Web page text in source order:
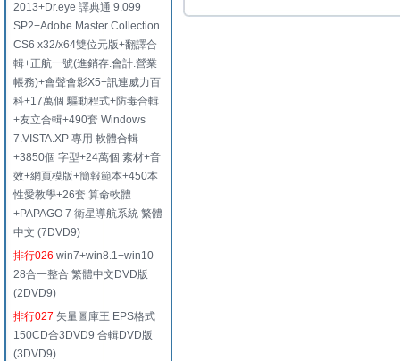
2013+Dr.eye 譯典通 9.099
SP2+Adobe Master Collection
CS6 x32/x64雙位元版+翻譯合
輯+正航一號(進銷存.會計.營業
帳務)+會聲會影X5+訊連威力百
科+17萬個 驅動程式+防毒合輯
+友立合輯+490套 Windows
7.VISTA.XP 專用 軟體合輯
+3850個 字型+24萬個 素材+音
效+網頁模版+簡報範本+450本
性愛教學+26套 算命軟體
+PAPAGO 7 衛星導航系統 繁體
中文 (7DVD9)
排行026 win7+win8.1+win10
28合一整合 繁體中文DVD版
(2DVD9)
排行027 矢量圖庫王 EPS格式
150CD合3DVD9 合輯DVD版
(3DVD9)